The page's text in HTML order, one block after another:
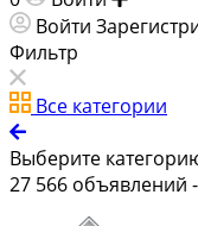
Войти
Фильтр
Все категории
Выберите
27 566 объявлений -